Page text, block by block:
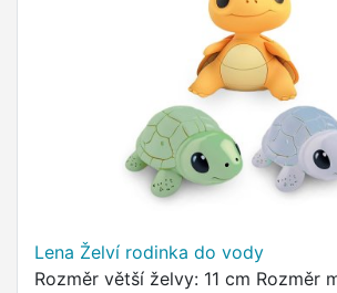
Lena Želví rodinka do vody
Rozměr větší želvy: 11 cm Rozměr